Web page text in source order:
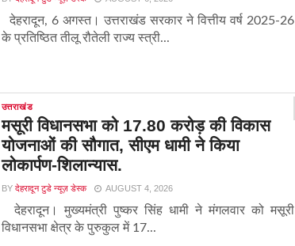
देहरादून, 6 अगस्त। उत्तराखंड सरकार ने वित्तीय वर्ष 2025-26
के प्रतिष्ठित तीलू रौतेली राज्य स्त्री...
उत्तराखंड
मसूरी विधानसभा को 17.80 करोड़ की विकास
योजनाओं की सौगात, सीएम धामी ने किया
लोकार्पण-शिलान्यास.
BY देहरादून टुडे न्यूज़ डेस्क AUGUST 4, 2026
देहरादून। मुख्यमंत्री पुष्कर सिंह धामी ने मंगलवार को मसूरी
विधानसभा क्षेत्र के पुरुकुल में 17...